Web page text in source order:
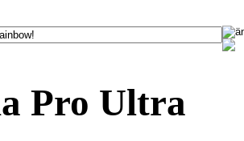
Pro Ultra